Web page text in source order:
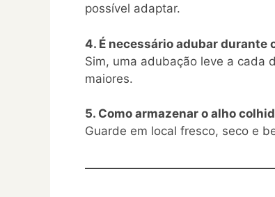
possível adaptar.
4. É necessário adubar durante
Sim, uma adubação leve a cada
maiores.
5. Como armazenar o alho
Guarde em local fresco, seco e